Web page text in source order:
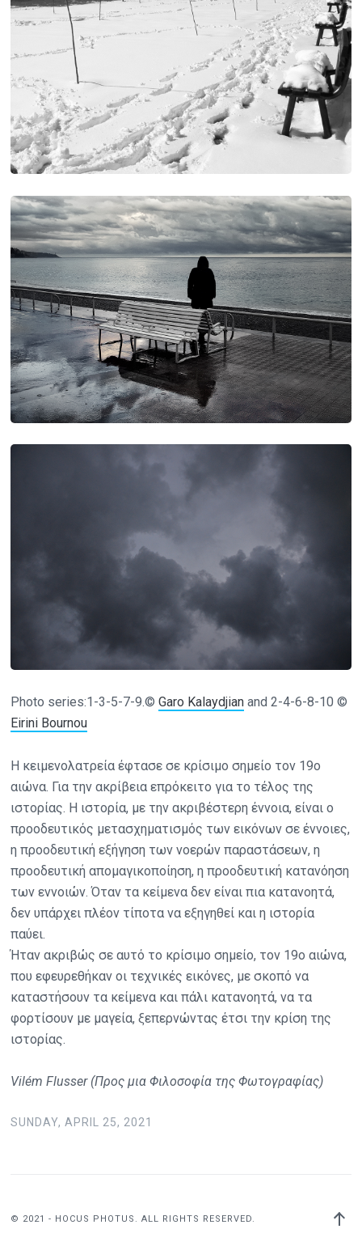
Photo series:1-3-5-7-9.©Garo Kalaydjian and 2-4-6-8-10 ©
Eirini Bournou
Η κειμενολατρεία έφτασε σε κρίσιμο σημείο τον 19ο
αιώνα. Για την ακρίβεια επρόκειτο για το τέλος της
ιστορίας. Η ιστορία, με την ακριβέστερη έννοια, είναι ο
προοδευτικός μετασχηματισμός των εικόνων σε έννοιες,
η προοδευτική εξήγηση των νοερών παραστάσεων, η
προοδευτική απομαγικοποίηση, η προοδευτική κατανόηση
των εννοιών. Όταν τα κείμενα δεν είναι πια κατανοητά,
δεν υπάρχει πλέον τίποτα να εξηγηθεί και η ιστορία
παύει.
Ήταν ακριβώς σε αυτό το κρίσιμο σημείο, τον 19ο αιώνα,
που εφευρεθήκαν οι τεχνικές εικόνες, με σκοπό να
καταστήσουν τα κείμενα και πάλι κατανοητά, να τα
φορτίσουν με μαγεία, ξεπερνώντας έτσι την κρίση της
ιστορίας.
Vilém Flusser (Προς μια Φιλοσοφία της Φωτογραφίας)
SUNDAY, APRIL 25, 2021
© 2021 - HOCUS PHOTUS. ALL RIGHTS RESERVED.
Back